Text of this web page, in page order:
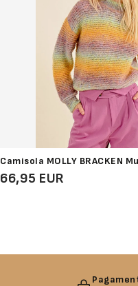
Camisola MOLLY BRACKEN
66,95 EUR